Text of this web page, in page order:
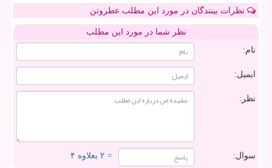
نظرات بینندگان در مورد این مطلب عطروتن
نظر شما در مورد این مطلب
نام:
ایمیل:
نظر:
سوال: = ۲ بعلاوه ۴